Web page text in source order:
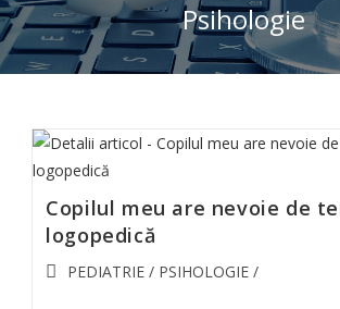
Psihologie
Copilul meu are nevoie de
logopedică
PEDIATRIE / PSIHOLOGIE /